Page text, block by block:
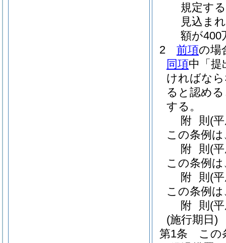
規定す
見込ま
額が400
2
前項の場
同項中「
ければな
ると認め
する。
附 則 (
この条例
附 則 (
この条例
附 則 (
この条例
附 則 (
(施行期日)
第1条
この